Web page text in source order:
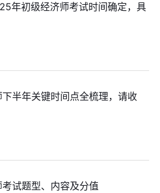
年初级经济师考试时间确定，具
半年关键时间点全梳理，请收
试题型、内容及分值